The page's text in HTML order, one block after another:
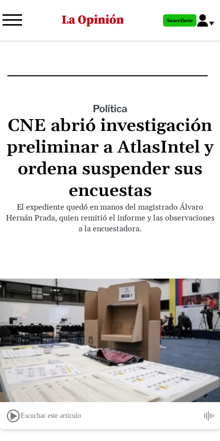
al
principal
Suscríbete
Política
CNE abrió investigación
preliminar a AtlasIntel y
ordena suspender sus
encuestas
El expediente quedó en manos del magistrado Álvaro
Hernán Prada, quien remitió el informe y las observaciones
a la encuestadora.
Escuchar este artículo